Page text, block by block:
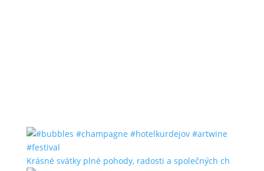
Krásné svátky plné pohody, radosti a společných ch